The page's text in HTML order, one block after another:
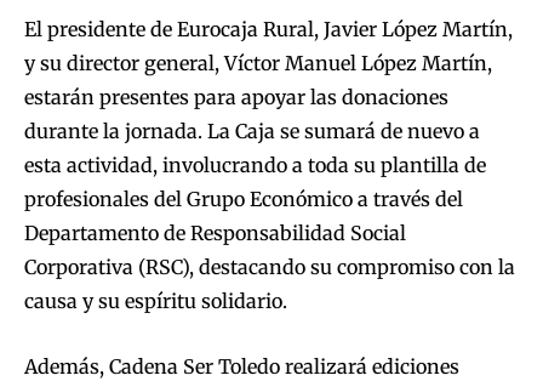
El presidente de Eurocaja Rural, Javier López Martín,
y su director general, Víctor Manuel López Martín,
estarán presentes para apoyar las donaciones
durante la jornada. La Caja se sumará de nuevo a
esta actividad, involucrando a toda su plantilla de
profesionales del Grupo Económico a través del
Departamento de Responsabilidad Social
Corporativa (RSC), destacando su compromiso con la
causa y su espíritu solidario.
Además, Cadena Ser Toledo realizará ediciones